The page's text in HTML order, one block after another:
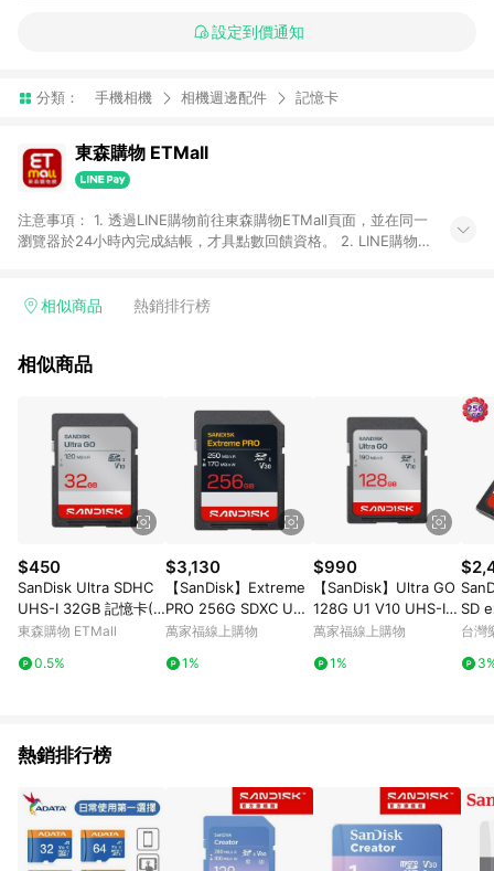
設定到價通知
分類： 手機相機 相機週邊配件 記憶卡
東森購物 ETMall
注意事項： 1. 透過LINE購物前往東森購物ETMall頁面，並在同一
瀏覽器於24小時內完成結帳，才具點數回饋資格。 2. LINE購物
單，皆不在點數回饋範圍內。 3. 如購買以下類別商品，將無法獲
球嚴選、商城、專案商品、「草莓網」全館商品。 4. 如取消訂
回饋。 5. 點數回饋會扣除所有折扣優惠後之最終發票金額計算，
實際回饋請依LINE購物通知為主。 6. 訂單如有使用東森購物
ETMall站內之折扣優惠(包含但不限於東森幣、樂透金、東森現金
券等)，不具點數回饋資格。詳細請依東森購物ETMall之結帳頁面
顯示為準。 7. LINE購物設有「單一商品最高回饋點數」機制(特
殊活動時開放「回饋無上限」)，以同一訂單中同一商品不論件數
計算，並依訂單成立時間當下LINE購物所設定的回饋機制為準。
8. LINE購物為購物資訊整合性平台，商品資料更新會有時間差，
如顯示之商品規格、顏色、價位、贈品與東森購物ETMall銷售網
頁不符，以銷售網頁標示為準。 9. 若有贈點爭議，請務必於訂單
日期+180天以內至LINE購物客服洽詢；若超過180天(含)以上進
行申訴，恕無法贈點回饋。 10. 部分點數紅包僅限指定商品使
用，或不適用於無回饋商品。各點數紅包之適用商品與使用條件
相似商品 熱銷排行榜
相似商品
$450
SanDisk Ultra SDHC
UHS-I 32GB 記憶卡(C
10)[公司貨]
東森購物 ETMall
0.5%
$3,130
【SanDisk】Extreme
PRO 256G SDXC UHS
-I U3 V30 相機用記憶
萬家福線上購物
1%
$990
【SanDisk】Ultra GO
128G U1 V10 UHS-I S
D SDXC 記憶卡
萬家福線上購物
1%
SD
MB/
台灣
熱銷排行榜